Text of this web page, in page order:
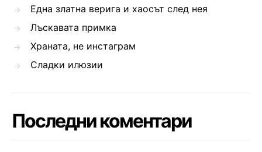
Една златна верига и хаосът след нея
Лъскавата примка
Храната, не инстаграм
Сладки илюзии
Последни коментари